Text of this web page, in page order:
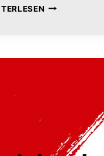
NACHBERICHT: